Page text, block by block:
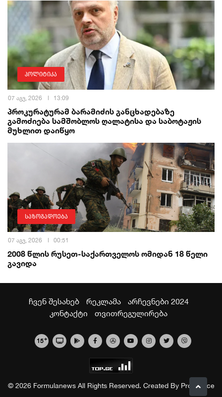
პოლიტიკა
07 აგვ, 2026 13:09
პროკურატურამ ბარამიძის განცხადებაზე
გამოძიება სამშობლოს ღალატისა და საბოტაჟის
მუხლით დაიწყო
საზოგადოება
07 აგვ, 2026 00:51
2008 წლის რუსეთ-საქართველოს ომიდან 18 წელი
გავიდა
ჩვენ შესახებ რეკლამა
არჩევნები 2024
კონტაქტი
თვითრეგულირება
15+
© 2026 Formulanews All Rights Reserved. Created By Proservice